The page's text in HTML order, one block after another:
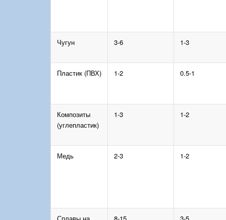
Чугун 3-6 1-3
Пластик (ПВХ) 1-2 0.5-1
Композиты
(углепластик)
1-3 1-2
Медь 2-3 1-2
Сплавы на
8-15 3-5